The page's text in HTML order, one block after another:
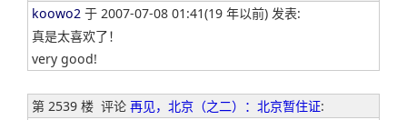
koowo2 于 2007-07-08 01:41(19 年以前) 发表:
真是太喜欢了！
very good!
第 2539 楼 评论 再见，北京（之二）：北京暂住证: